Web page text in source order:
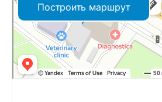
Построить маршрут